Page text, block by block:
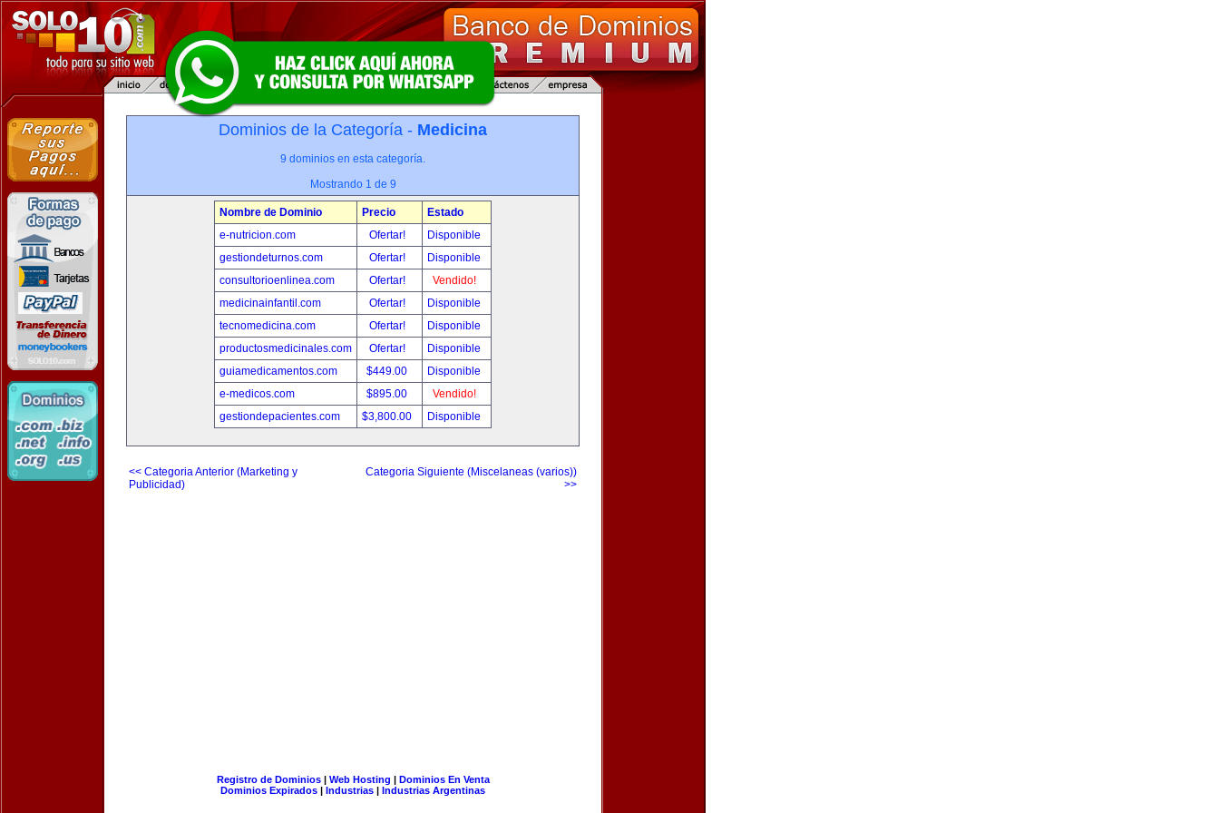
Dominios de la Categoría - Medicina
9 dominios en esta categoría.
Mostrando 1 de 9
Nombre de Dominio Precio
Estado
e-nutricion.com
Ofertar!
Disponible
gestiondeturnos.com
Ofertar!
Disponible
consultorioenlinea.com
Ofertar!
Vendido!
medicinainfantil.com
Ofertar!
Disponible
tecnomedicina.com
Ofertar!
Disponible
productosmedicinales.com
Ofertar!
Disponible
guiamedicamentos.com
$449.00
Disponible
e-medicos.com
$895.00
Vendido!
gestiondepacientes.com
$3,800.00 Disponible
<< Categoria Anterior (Marketing y
Publicidad)
Categoria Siguiente (Miscelaneas (varios))
>>
Registro de Dominios| Web Hosting | Dominios En Venta
Dominios Expirados | Industrias | Industrias Argentinas